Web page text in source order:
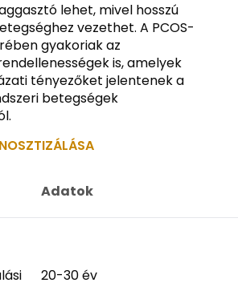
lehet, mivel hosszú
vezethet. A PCOS-
gyakoriak az
is, amelyek
tényezőket jelentenek a
betegségek
Adatok
20-30 év